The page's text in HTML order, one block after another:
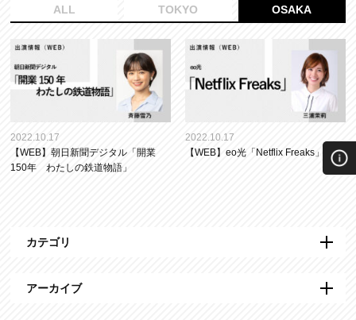
ALL TOKYO OSAKA
2022.10.17
【WEB】朝日新聞デジタル「開業
150年 わたしの鉄道物語」
2022.10.17
【WEB】eo光「Netflix Freaks」
カテゴリ
アーカイブ